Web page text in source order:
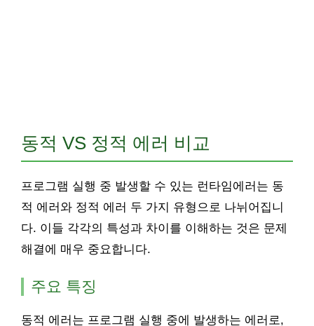
동적 VS 정적 에러 비교
프로그램 실행 중 발생할 수 있는 런타임에러는 동
적 에러와 정적 에러 두 가지 유형으로 나뉘어집니
다. 이들 각각의 특성과 차이를 이해하는 것은 문제
해결에 매우 중요합니다.
주요 특징
동적 에러는 프로그램 실행 중에 발생하는 에러로,